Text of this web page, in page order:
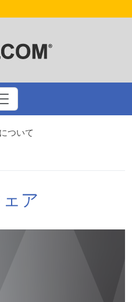
ついて
タビュー
しましょう
なデザインアプローチ
ア